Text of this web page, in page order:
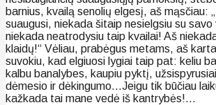
barnius, kvailą senolių elgesį, aš mąsčiau:
suaugusi, niekada šitaip nesielgsiu su savo
niekada neatrodysiu taip kvailai! Aš
klaidų!“ Vėliau, prabėgus metams, aš
suvokiu, kad elgiuosi lygiai taip pat: keliu
kalbu banalybes, kaupiu pyktį,
dėmesio ir dėkingumo…Jeigu tik būčiau
kažkada tai mane vedė iš kantrybės!…